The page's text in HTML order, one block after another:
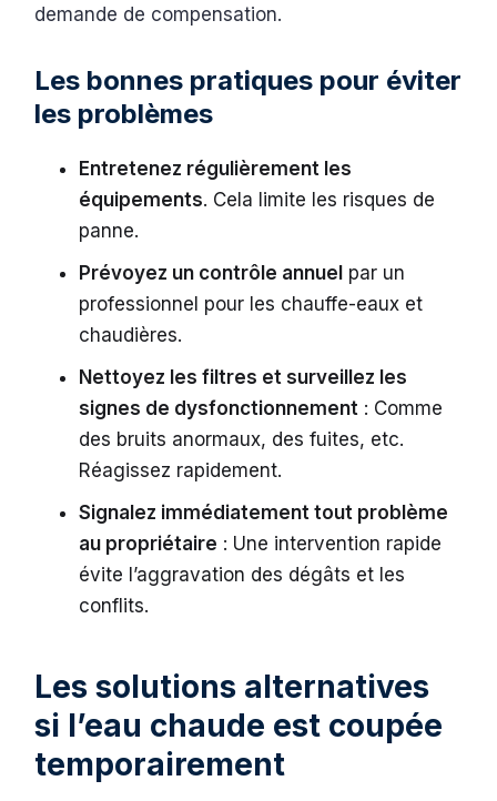
demande de compensation.
Les bonnes pratiques pour éviter
les problèmes
Entretenez régulièrement les
équipements. Cela limite les risques de
panne.
Prévoyez un contrôle annuel par un
professionnel pour les chauffe-eaux et
chaudières.
Nettoyez les filtres et surveillez les
signes de dysfonctionnement : Comme
des bruits anormaux, des fuites, etc.
Réagissez rapidement.
Signalez immédiatement tout problème
au propriétaire : Une intervention rapide
évite l’aggravation des dégâts et les
conflits.
Les solutions alternatives
si l’eau chaude est coupée
temporairement